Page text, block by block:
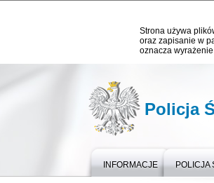
Strona używa
oraz zapisanie w
oznacza
Policja
INFORMACJE POLICJA